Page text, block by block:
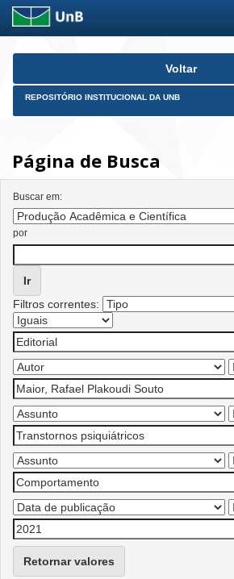
Skip
Voltar
REPOSITÓRIO INSTITUCIONAL DA UNB
Página de Busca
Buscar em:
por
Filtros correntes:
Retornar valores